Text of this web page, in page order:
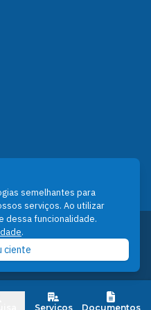
Serviços Documentos
de Gestão de
NTI
semelhantes para
serviços. Ao utilizar
dessa funcionalidade.
.
ciente